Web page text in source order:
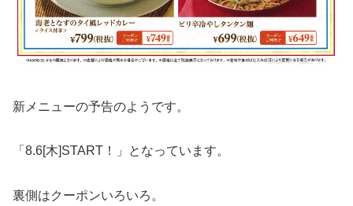
新メニューの予告のようです。
「8.6[木]START！」となっています。
裏側はクーポンいろいろ。